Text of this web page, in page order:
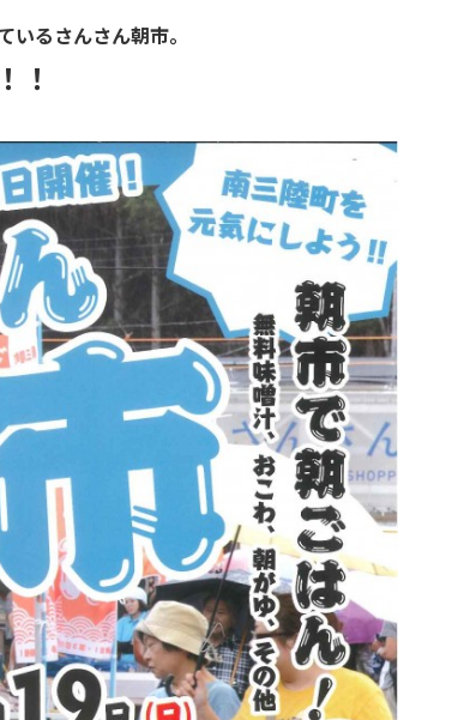
るさんさん朝市。
！